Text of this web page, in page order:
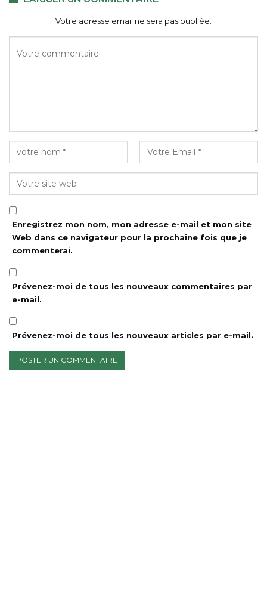
Votre adresse email ne sera pas publiée.
Enregistrez mon nom, mon adresse e-mail et mon site
Web dans ce navigateur pour la prochaine fois que je
commenterai.
Prévenez-moi de tous les nouveaux commentaires par
e-mail.
Prévenez-moi de tous les nouveaux articles par e-mail.